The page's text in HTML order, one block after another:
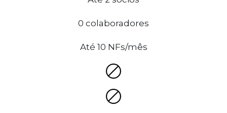
0 colaboradores
Até 10 NFs/mês